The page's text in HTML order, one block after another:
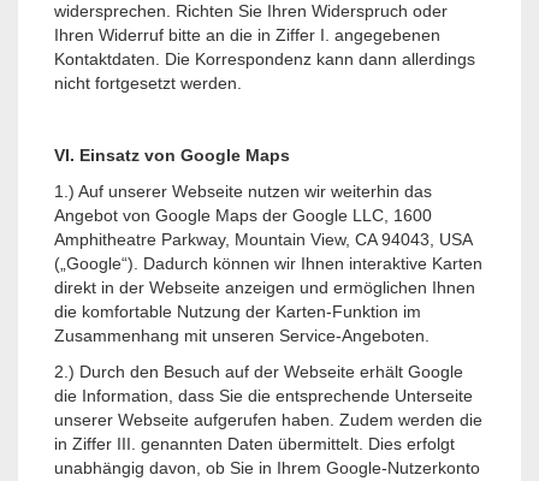
widersprechen. Richten Sie Ihren Widerspruch oder
Ihren Widerruf bitte an die in Ziffer I. angegebenen
Kontaktdaten. Die Korrespondenz kann dann allerdings
nicht fortgesetzt werden.
VI. Einsatz von Google Maps
1.) Auf unserer Webseite nutzen wir weiterhin das
Angebot von Google Maps der Google LLC, 1600
Amphitheatre Parkway, Mountain View, CA 94043, USA
(„Google“). Dadurch können wir Ihnen interaktive Karten
direkt in der Webseite anzeigen und ermöglichen Ihnen
die komfortable Nutzung der Karten-Funktion im
Zusammenhang mit unseren Service-Angeboten.
2.) Durch den Besuch auf der Webseite erhält Google
die Information, dass Sie die entsprechende Unterseite
unserer Webseite aufgerufen haben. Zudem werden die
in Ziffer III. genannten Daten übermittelt. Dies erfolgt
unabhängig davon, ob Sie in Ihrem Google-Nutzerkonto